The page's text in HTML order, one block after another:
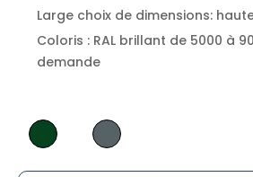
Large choix de dimensions:
Coloris : RAL brillant de 5000 à
demande